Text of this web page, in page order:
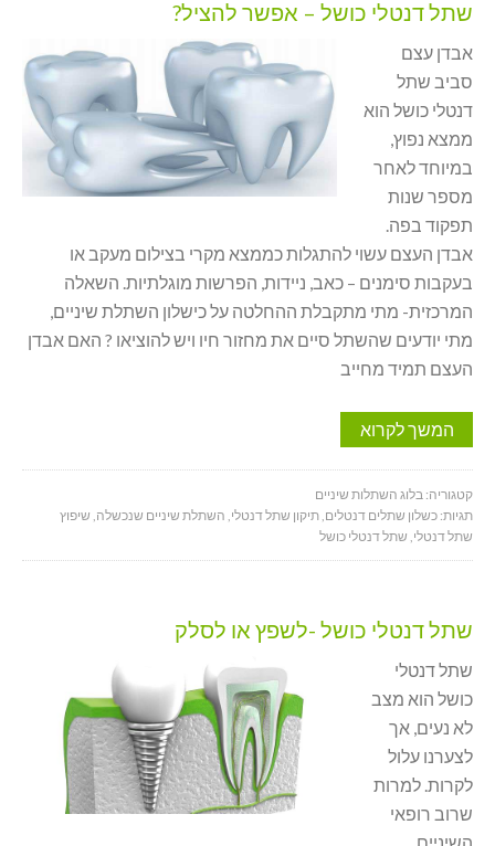
שתל דנטלי כושל – אפשר להציל?
אבדן עצם
סביב שתל
דנטלי כושל הוא
ממצא נפוץ,
במיוחד לאחר
מספר שנות
תפקוד בפה.
אבדן העצם עשוי להתגלות כממצא מקרי בצילום מעקב או
בעקבות סימנים – כאב, ניידות, הפרשות מוגלתיות. השאלה
המרכזית- מתי מתקבלת ההחלטה על כישלון השתלת שיניים,
מתי יודעים שהשתל סיים את מחזור חיו ויש להוציאו ? האם אבדן
העצם תמיד מחייב
המשך לקרוא
קטגוריה: בלוג השתלות שיניים
תגיות: כשלון שתלים דנטלים,תיקון שתל דנטלי, השתלת שיניים שנכשלה, שיפוץ
שתל דנטלי, שתל דנטלי כושל
שתל דנטלי כושל -לשפץ או לסלק
שתל דנטלי
כושל הוא מצב
לא נעים, אך
לצערנו עלול
לקרות. למרות
שרוב רופאי